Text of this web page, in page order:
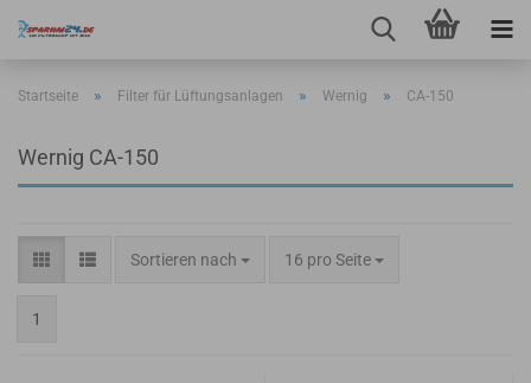
Startseite » Filter für Lüftungsanlagen » Wernig » CA-150
Wernig CA-150
Sortieren nach
Sortieren nach 16 pro Seite
pro Seite
1